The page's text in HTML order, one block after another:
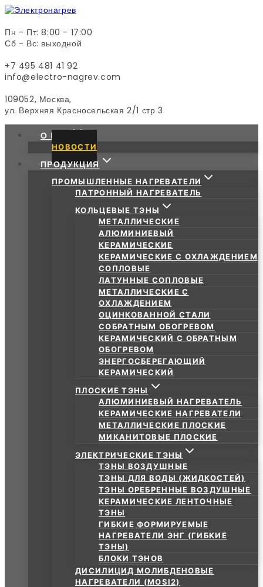
Skip
content
Пн - Пт: 8:00 - 17:00
Сб - Вс: выходной
+7 495 481 41 92
info@electro-nagrev.com
109052, Москва,
ул. Верхняя Красносельская 2/1 стр 3
О НАС
НОВОСТИ
ПРОДУКЦИЯ
ПРОМЫШЛЕННЫЕ НАГРЕВАТЕЛИ
ПАТРОННЫЙ НАГРЕВАТЕЛЬ
КОЛЬЦЕВЫЕ ТЭНЫ
МЕТАЛЛИЧЕСКИЕ
АЛЮМИНИЕВЫЙ
КЕРАМИЧЕСКИЕ
КЕРАМИЧЕСКИЕ С ОХЛАЖДЕНИЕМ
СОПЛОВЫЕ
ЛАТУННЫЕ СОПЛОВЫЕ
МЕТАЛЛИЧЕСКИЕ С
ОХЛАЖДЕНИЕМ
ОЦИНКОВАННОЙ СТАЛИ
СОБРАТНЫМ ОБОГРЕВОМ
КЕРАМИЧЕСКИЙ С ОБРАТНЫМ
ОБОГРЕВОМ
ЭНЕРГОСБЕРЕГАЮЩИЙ
КЕРАМИЧЕСКИЙ
ПЛОСКИЕ ТЭНЫ
АЛЮМИНИЕВЫЙ НАГРЕВАТЕЛЬ
КЕРАМИЧЕСКИЕ НАГРЕВАТЕЛИ
МЕТАЛЛИЧЕСКИЕ ПЛОСКИЕ
МИКАНИТОВЫЕ ПЛОСКИЕ
ЭЛЕКТРИЧЕСКИЕ ТЭНЫ
ТЭНЫ ВОЗДУШНЫЕ
ТЭНЫ ДЛЯ ВОДЫ (ЖИДКОСТЕЙ)
ТЭНЫ ОРЕБРЕННЫЕ ВОЗДУШНЫЕ
КЕРАМИЧЕСКИЕ ЛЕНТОЧНЫЕ
ТЭНЫ
ГИБКИЕ ФОРМИРУЕМЫЕ
НАГРЕВАТЕЛИ ЭНГ (ГИБКИЕ
ТЭНЫ)
БЛОКИ ТЭНОВ
ДИСИЛИЦИД МОЛИБДЕНОВЫЕ
НАГРЕВАТЕЛИ (MOSI2)